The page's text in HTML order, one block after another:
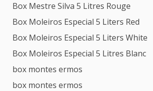
Box Mestre Silva 5 Litres Rouge
Box Moleiros Especial 5 Liters Red
Box Moleiros Especial 5 Liters White
Box Moleiros Especial 5 Litres Blanc
box montes ermos
box montes ermos